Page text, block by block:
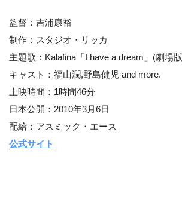
監督：吉浦康裕
制作：スタジオ・リッカ
主題歌：Kalafina「I have a dream」(劇場
キャスト：福山潤,野島健児 and more.
上映時間：1時間46分
日本公開：2010年3月6日
配給：アスミック・エース
公式サイト